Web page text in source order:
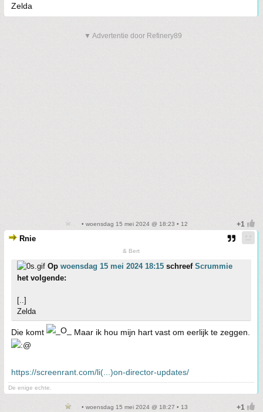
Zelda
▼ Advertentie door Refinery89
• woensdag 15 mei 2024 @ 18:23 • 12
Rnie
& Bert
Op woensdag 15 mei 2024 18:15 schreef Scrummie
het volgende:
[..]
Zelda
Die komt Maar ik hou mijn hart vast om eerlijk te zeggen.
https://screenrant.com/li(...)on-director-updates/
De enige echte.
• woensdag 15 mei 2024 @ 18:27 • 13